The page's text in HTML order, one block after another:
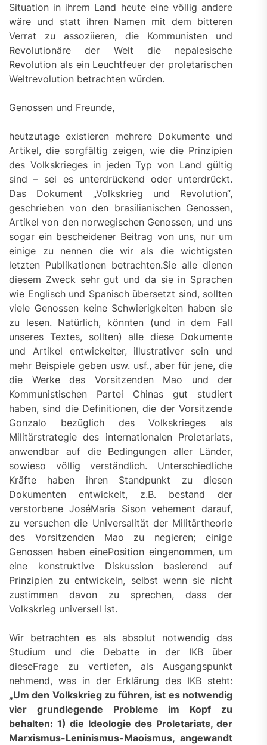
Situation in ihrem Land heute eine völlig andere
wäre und statt ihren Namen mit dem bitteren
Verrat zu assoziieren, die Kommunisten und
Revolutionäre der Welt die nepalesische
Revolution als ein Leuchtfeuer der proletarischen
Weltrevolution betrachten würden.
Genossen und Freunde,
heutzutage existieren mehrere Dokumente und
Artikel, die sorgfältig zeigen, wie die Prinzipien
des Volkskrieges in jeden Typ von Land gültig
sind – sei es unterdrückend oder unterdrückt.
Das Dokument „Volkskrieg und Revolution“,
geschrieben von den brasilianischen Genossen,
Artikel von den norwegischen Genossen, und uns
sogar ein bescheidener Beitrag von uns, nur um
einige zu nennen die wir als die wichtigsten
letzten Publikationen betrachten.Sie alle dienen
diesem Zweck sehr gut und da sie in Sprachen
wie Englisch und Spanisch übersetzt sind, sollten
viele Genossen keine Schwierigkeiten haben sie
zu lesen. Natürlich, könnten (und in dem Fall
unseres Textes, sollten) alle diese Dokumente
und Artikel entwickelter, illustrativer sein und
mehr Beispiele geben usw. usf., aber für jene, die
die Werke des Vorsitzenden Mao und der
Kommunistischen Partei Chinas gut studiert
haben, sind die Definitionen, die der Vorsitzende
Gonzalo bezüglich des Volkskrieges als
Militärstrategie des internationalen Proletariats,
anwendbar auf die Bedingungen aller Länder,
sowieso völlig verständlich. Unterschiedliche
Kräfte haben ihren Standpunkt zu diesen
Dokumenten entwickelt, z.B. bestand der
verstorbene JoséMaria Sison vehement darauf,
zu versuchen die Universalität der Militärtheorie
des Vorsitzenden Mao zu negieren; einige
Genossen haben einePosition eingenommen, um
eine konstruktive Diskussion basierend auf
Prinzipien zu entwickeln, selbst wenn sie nicht
zustimmen davon zu sprechen, dass der
Volkskrieg universell ist.
Wir betrachten es als absolut notwendig das
Studium und die Debatte in der IKB über
dieseFrage zu vertiefen, als Ausgangspunkt
nehmend, was in der Erklärung des IKB steht:
„Um den Volkskrieg zu führen, ist es notwendig
vier grundlegende Probleme im Kopf zu
behalten: 1) die Ideologie des Proletariats, der
Marxismus-Leninismus-Maoismus, angewandt